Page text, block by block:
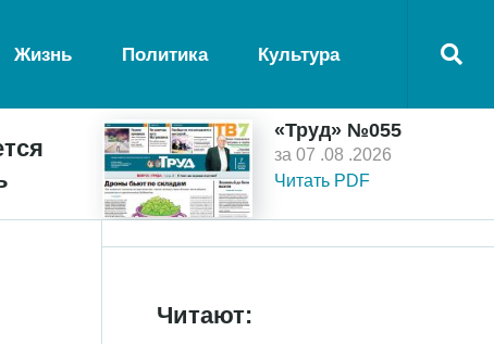
Жизнь Политика Культура
«Труд» №055
за 07 .08 .2026
Читать PDF
Читают: